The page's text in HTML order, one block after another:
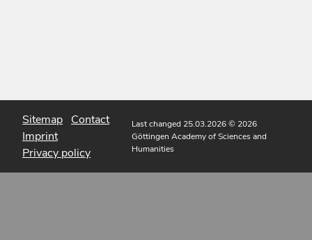
Sitemap Contact
Imprint
Privacy policy
Last changed 25.03.2026© 2026
Göttingen Academy of Sciences and
Humanities